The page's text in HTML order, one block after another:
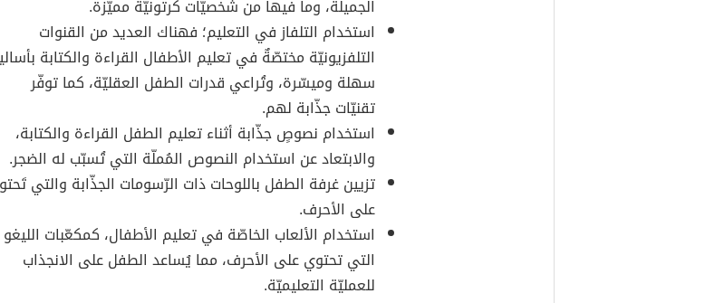
الجميلة، وما فيها من شخصيّات كرتونيّة مميّزة.
استخدام التلفاز في التعليم؛ فهناك العديد من القنوات
التلفزيونيّة مختصّةٌ في تعليم الأطفال القراءة والكتابة
سهلة وميسّرة، وتُراعي قدرات الطفل العقليّة، كما توفّر
تقنيّات جذّابة لهم.
استخدام نصوصٍ جذّابة أثناء تعليم الطفل القراءة والكتابة،
والابتعاد عن استخدام النصوص المُملّة التي تُسبّب له الضجر.
تزيين غرفة الطفل باللوحات ذات الرّسومات الجذّابة والتي
على الأحرف.
استخدام الألعاب الخاصّة في تعليم الأطفال، كمكعّبات الليغو
التي تحتوي على الأحرف، مما يُساعد الطفل على الانجذاب
للعمليّة التعليميّة.